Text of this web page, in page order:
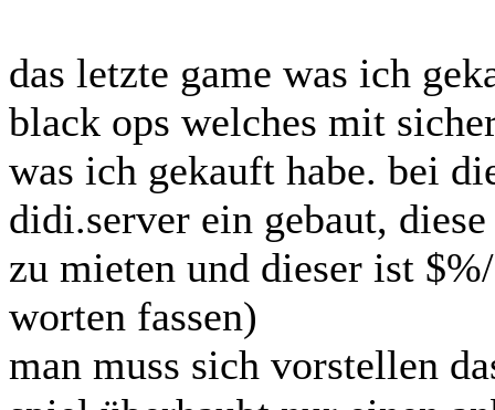
das letzte game was ich
black ops welches mit
was ich gekauft habe. bei
didi.server ein gebaut,
zu mieten und dieser ist
worten fassen)
man muss sich vorstellen